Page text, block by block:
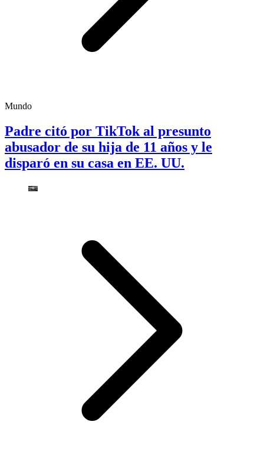
Mundo
Padre citó por TikTok al presunto
abusador de su hija de 11 años y le
disparó en su casa en EE. UU.